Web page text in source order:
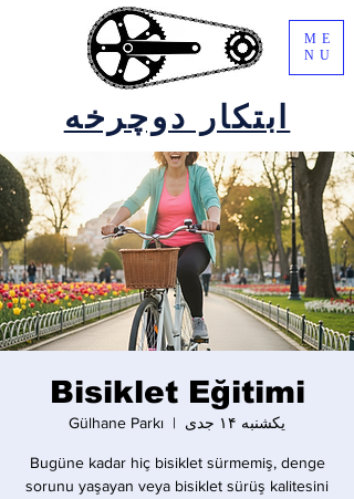
ابتکار دوچرخه
ME
NU
Bisiklet Eğitimi
یکشنبه ۱۴ جدی
  |
Gülhane Parkı
Bugüne kadar hiç bisiklet sürmemiş, denge
sorunu yaşayan veya bisiklet sürüş kalitesini